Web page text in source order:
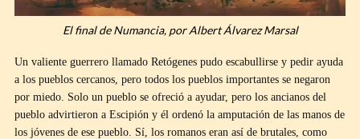
El final de Numancia, por Albert Álvarez Marsal
Un valiente guerrero llamado Retógenes pudo escabullirse y pedir ayuda
a los pueblos cercanos, pero todos los pueblos importantes se negaron
por miedo. Solo un pueblo se ofreció a ayudar, pero los ancianos del
pueblo advirtieron a Escipión y él ordenó la amputación de las manos de
los jóvenes de ese pueblo. Sí, los romanos eran así de brutales, como